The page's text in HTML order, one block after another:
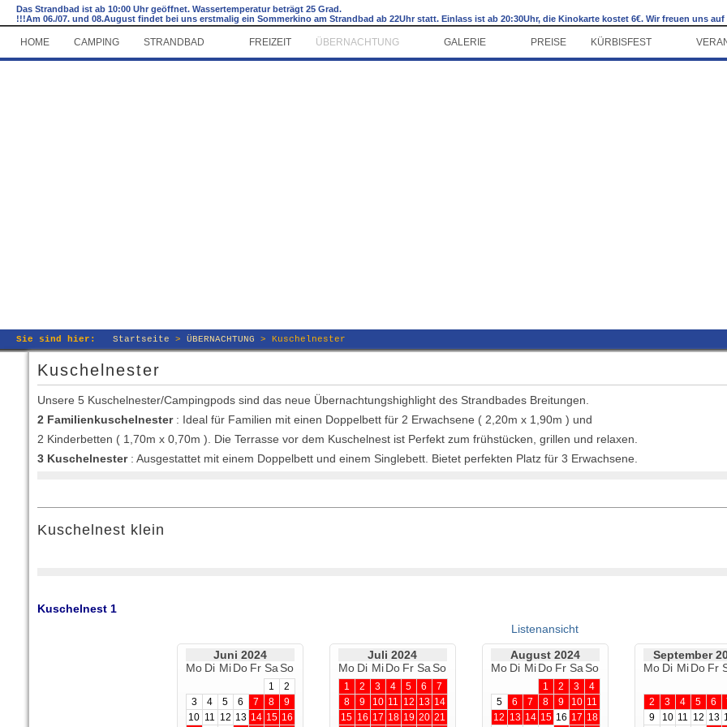
Das Strandbad ist ab 10:00 Uhr geöffnet. Wassertemperatur beträgt 25 Grad.
!!!Am 06./07. und 08.August findet bei uns erstmalig ein Sommerkino am Strandbad ab 22Uhr statt. Einlass ist ab 20:30Uhr, die Kinokarte kostet 6€. Wir freuen uns
HOME CAMPING STRANDBAD FREIZEIT ÜBERNACHTUNG GALERIE PREISE KÜRBISFEST
Sie sind hier: Startseite > ÜBERNACHTUNG > Kuschelnester
Kuschelnester
Unsere 5 Kuschelnester/Campingpods sind das neue Übernachtungshighlight des Strandbades Breitungen.
2 Familienkuschelnester: Ideal für Familien mit einen Doppelbett für 2 Erwachsene ( 2,20m x 1,90m ) und
2 Kinderbetten ( 1,70m x 0,70m ). Die Terrasse vor dem Kuschelnest ist Perfekt zum frühstücken, grillen und relaxen.
3 Kuschelnester: Ausgestattet mit einem Doppelbett und einem Singlebett. Bietet perfekten Platz für 3 Erwachsene.
Kuschelnest klein
Kuschelnest 1
Listenansicht
Juni 2024
Mo Di MiDo Fr Sa So
1
2
3
4 5 6 7 8
9
10 11 12 13 14 15 16
Juli 2024
Mo Di MiDo Fr Sa So
1 2 3 4 5 6
7
8
9 10 11 12 13 14
15 16 17 18 19 20 21
August 2024
Mo Di MiDo Fr Sa So
1 2 3
4
5
6 7 8 9 10 11
12 13 14 15 16 17 18
September
Mo Di MiDo Fr
2
3 4 5 6
9
10 11 12 13
Tel.: 036848-409512
Lageplan